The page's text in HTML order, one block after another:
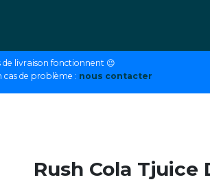
de livraison fonctionnent 😉
cas de problème : nous contacter
Rush Cola Tjuice